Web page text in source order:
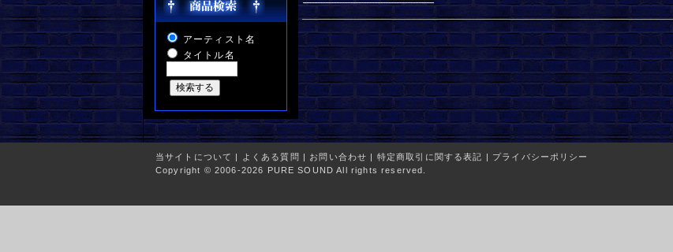
アーティスト名
タイトル名
当サイトについて | よくある質問 | お問い合わせ | 特定商取引に関する表記 | プライバシーポリシー
Copyright © 2006-2026 PURE SOUND All rights reserved.